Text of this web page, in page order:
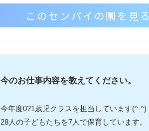
このセンパイの園を見る
今のお仕事内容を教えてください。
今年度0?1歳児クラスを担当しています(^-^)
28人の子どもたちを7人で保育しています。